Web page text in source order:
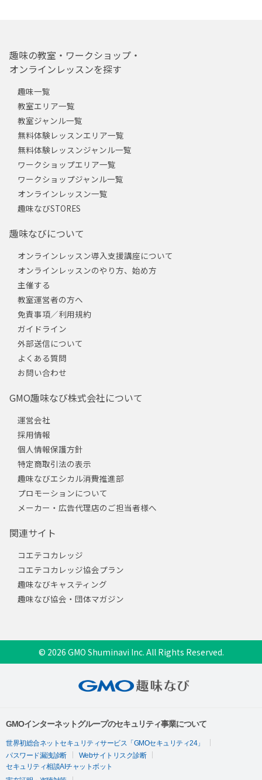
趣味の教室・ワークショップ・
オンラインレッスンを探す
趣味一覧
教室エリア一覧
教室ジャンル一覧
無料体験レッスンエリア一覧
無料体験レッスンジャンル一覧
ワークショップエリア一覧
ワークショップジャンル一覧
オンラインレッスン一覧
趣味なびSTORES
趣味なびについて
オンラインレッスン導入支援講座について
オンラインレッスンのやり方、始め方
主催する
教室運営者の方へ
免責事項／利用規約
ガイドライン
外部送信について
よくある質問
お問い合わせ
GMO趣味なび株式会社について
運営会社
採用情報
個人情報保護方針
特定商取引法の表示
趣味なびエシカル消費推進部
プロモーションについて
メーカー・広告代理店のご担当者様へ
関連サイト
コエテコカレッジ
コエテコカレッジ協会プラン
趣味なびキャスティング
趣味なび協会・団体マガジン
© 2026 GMO Shuminavi Inc. All Rights Reserved.